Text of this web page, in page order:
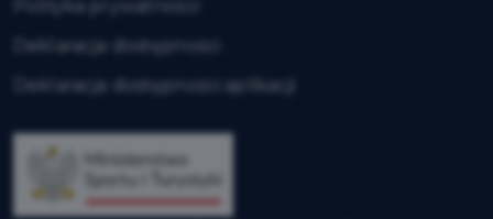
Polityka prywatności
Deklaracja dostępności
Deklaracja dostępności aplikacji